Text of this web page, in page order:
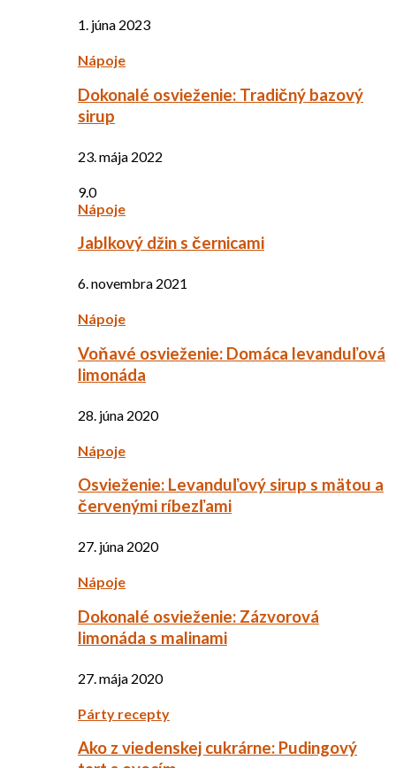
1. júna 2023
Nápoje
Dokonalé osvieženie: Tradičný bazový
sirup
23. mája 2022
9.0
Nápoje
Jablkový džin s černicami
6. novembra 2021
Nápoje
Voňavé osvieženie: Domáca levanduľová
limonáda
28. júna 2020
Nápoje
Osvieženie: Levanduľový sirup s mätou a
červenými ríbezľami
27. júna 2020
Nápoje
Dokonalé osvieženie: Zázvorová
limonáda s malinami
27. mája 2020
Párty recepty
Ako z viedenskej cukrárne: Pudingový